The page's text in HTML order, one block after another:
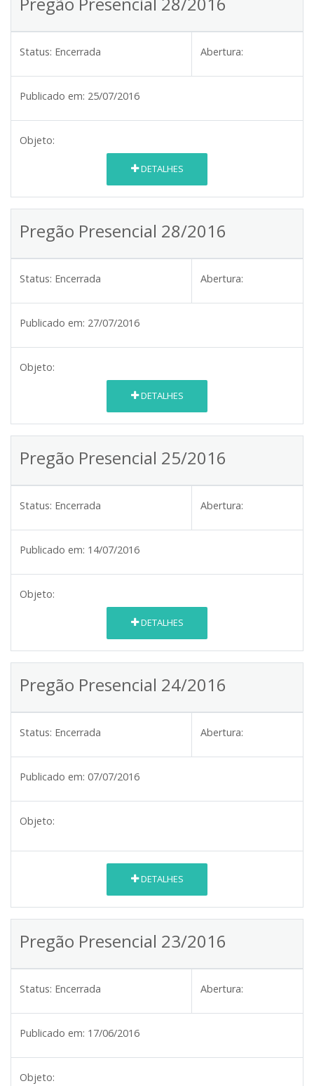
Status: Encerrada Abertura:
Publicado em: 25/07/2016
Objeto:
DETALHES
Pregão Presencial 28/2016
Status: Encerrada Abertura:
Publicado em: 27/07/2016
Objeto:
DETALHES
Pregão Presencial 25/2016
Status: Encerrada Abertura:
Publicado em: 14/07/2016
Objeto:
DETALHES
Pregão Presencial 24/2016
Status: Encerrada Abertura:
Publicado em: 07/07/2016
Objeto:
DETALHES
Pregão Presencial 23/2016
Status: Encerrada Abertura:
Publicado em: 17/06/2016
Objeto: